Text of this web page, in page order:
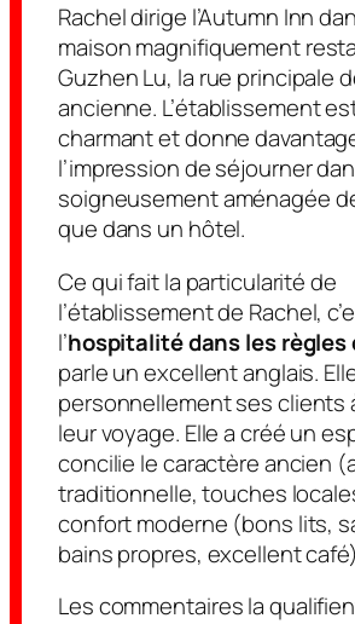
Rachel dirige l’Autumn Inn
maison magnifiquement
Guzhen Lu, la rue principale
ancienne. L’établissement
charmant et donne
l’impression de séjourner
soigneusement aménagée
que dans un hôtel.
Ce qui fait la particularité de
l’établissement de Rachel,
l’hospitalité dans les règles
parle un excellent anglais.
personnellement ses clients
leur voyage. Elle a créé un
concilie le caractère ancien
traditionnelle, touches
confort moderne (bons lits,
bains propres, excellent
Les commentaires la